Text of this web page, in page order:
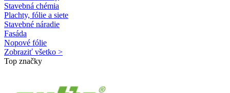
Stavebná chémia
Plachty, fólie a siete
Stavebné náradie
Fasáda
Nopové fólie
Zobraziť všetko >
Top značky